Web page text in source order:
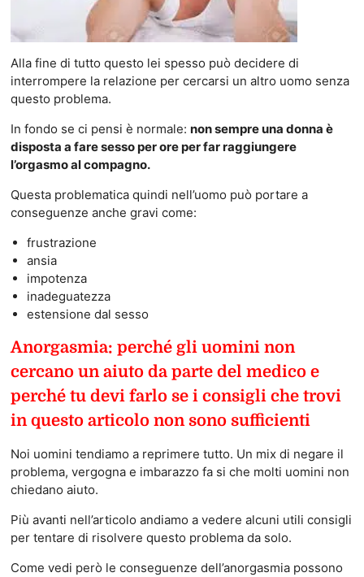
Alla fine di tutto questo lei spesso può decidere di
interrompere la relazione per cercarsi un altro uomo senza
questo problema.
In fondo se ci pensi è normale: non sempre una donna è
disposta a fare sesso per ore per far raggiungere
l’orgasmo al compagno.
Questa problematica quindi nell’uomo può portare a
conseguenze anche gravi come:
frustrazione
ansia
impotenza
inadeguatezza
estensione dal sesso
Anorgasmia: perché gli uomini non
cercano un aiuto da parte del medico e
perché tu devi farlo se i consigli che trovi
in questo articolo non sono sufficienti
Noi uomini tendiamo a reprimere tutto. Un mix di negare il
problema, vergogna e imbarazzo fa si che molti uomini non
chiedano aiuto.
Più avanti nell’articolo andiamo a vedere alcuni utili consigli
per tentare di risolvere questo problema da solo.
Come vedi però le conseguenze dell’anorgasmia possono